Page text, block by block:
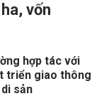
vốn
hợp tác với
triển giao thông
sản